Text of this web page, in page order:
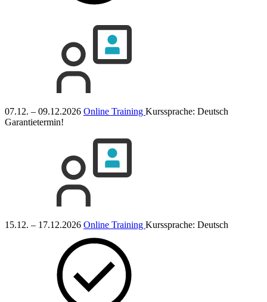
07.12. – 09.12.2026 Online Training Kurssprache: Deutsch
Garantietermin!
15.12. – 17.12.2026 Online Training Kurssprache: Deutsch